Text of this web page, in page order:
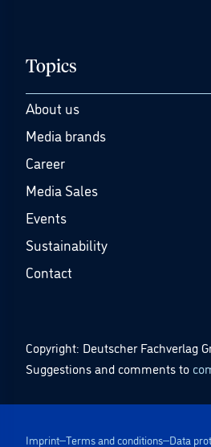
Topics
About us
Media brands
Career
Media Sales
Events
Sustainability
Contact
Copyright: Deutscher Fachverlag
Suggestions and comments to
Imprint Terms and conditions Data